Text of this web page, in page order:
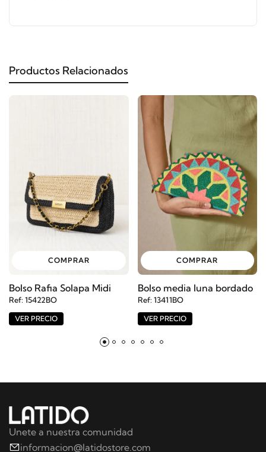
Productos Relacionados
COMPRAR
Bolso Rafia Solapa Midi
Ref: 15422BO
VER PRECIO
COMPRAR
Bolso media luna bordado
Ref: 13411BO
VER PRECIO
Unete a nuestra comunidad
informacion@latidostore.com